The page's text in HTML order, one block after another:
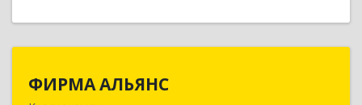
ФИРМА АЛЬЯНС